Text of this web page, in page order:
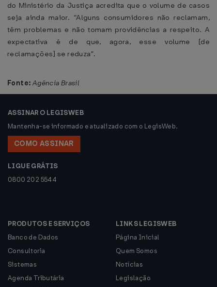
do Ministério da Justiça acredita que o volume de casos
seja ainda maior. “Alguns consumidores não reclamam,
têm problemas e não tomam providências a respeito. A
expectativa é de que, agora, esse volume [de
reclamações] se reduza”.
Fonte: Agência Brasil
ASSINAR O LEGISWEB
Mantenha-se informado e atualizado com o LegisWeb.
COMO ASSINAR
LIGUE GRÁTIS
0800 202 5544
PRODUTOS E SERVIÇOS
Banco de Dados
Consultoria
Sistemas
Agenda Tributária
LINKS LEGISWEB
Página Inicial
Quem Somos
Notícias
Legislação